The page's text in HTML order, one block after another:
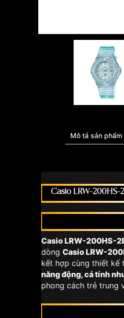
Mô tả sản phẩm
Casio LRW-200HS-
Casio LRW-200HS-
dòng Casio LRW-
kết hợp cùng thiết kế
năng động, cá tính
phong cách trẻ trung